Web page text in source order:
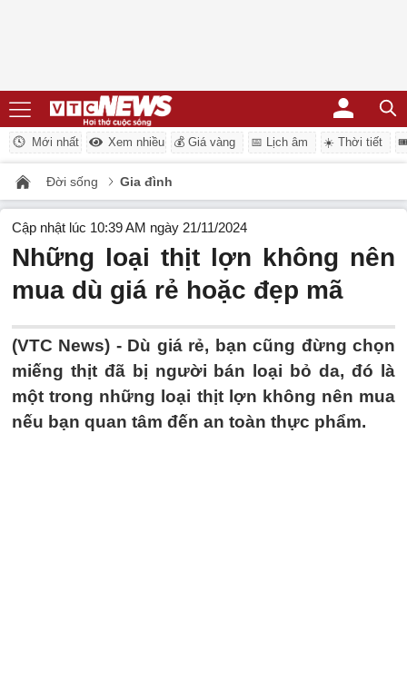
Mới nhất Xem nhiều 💰 Giá vàng 📅 Lịch âm ☀️ Thời tiết
Đời sống Gia đình
Cập nhật lúc 10:39 AM ngày 21/11/2024
Những loại thịt lợn không nên
mua dù giá rẻ hoặc đẹp mã
(VTC News) - Dù giá rẻ, bạn cũng đừng chọn
miếng thịt đã bị người bán loại bỏ da, đó là
một trong những loại thịt lợn không nên mua
nếu bạn quan tâm đến an toàn thực phẩm.